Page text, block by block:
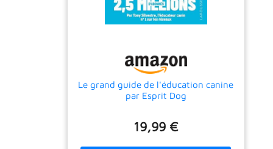
Le grand guide de l'éducation canine
par Esprit Dog
19,99 €